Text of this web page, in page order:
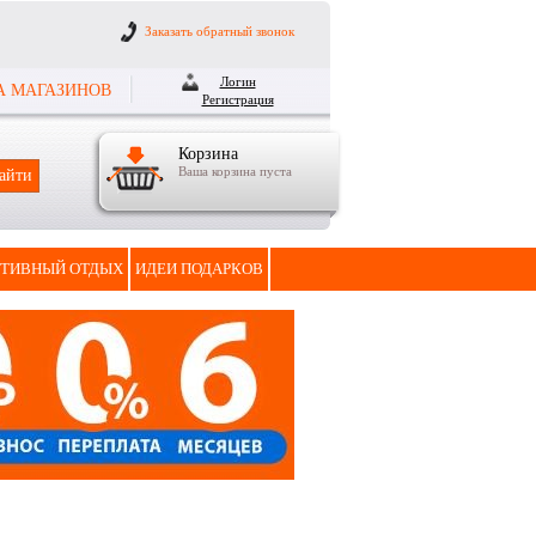
Заказать обратный звонок
МАГАЗИНОВ
Логин
Регистрация
Корзина
Ваша корзина пуста
ОТДЫХ ИДЕИ ПОДАРКОВ